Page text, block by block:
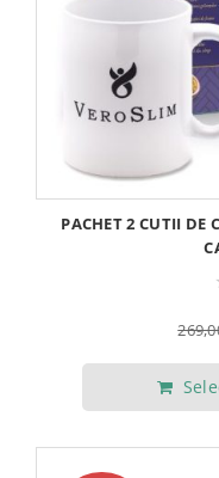
PACHET 2 CUTII DE